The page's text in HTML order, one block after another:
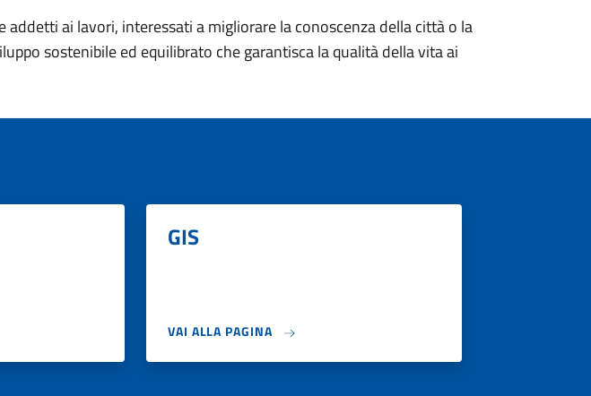
ai lavori, interessati a migliorare la conoscenza della città o la
sostenibile ed equilibrato che garantisca la qualità della vita ai
GIS
VAI ALLA PAGINA